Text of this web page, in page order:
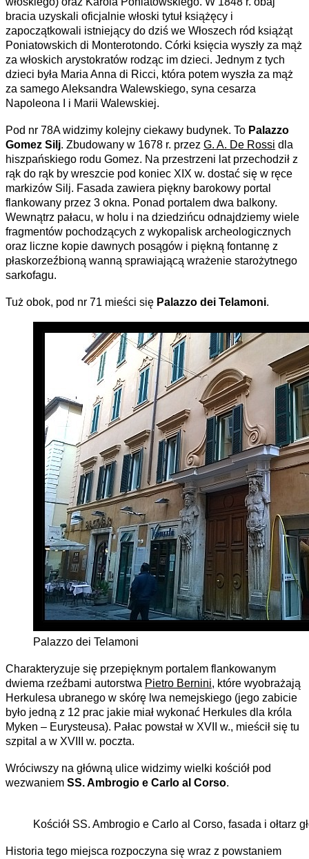
bracia uzyskali oficjalnie włoski tytuł książęcy i
zapoczątkowali istniejący do dziś we Włoszech ród książąt
Poniatowskich di Monterotondo. Córki księcia wyszły za mąż
za włoskich arystokratów rodząc im dzieci. Jednym z tych
dzieci była Maria Anna di Ricci, która potem wyszła za mąż
za samego Aleksandra Walewskiego, syna cesarza
Napoleona I i Marii Walewskiej.
Pod nr 78A widzimy kolejny ciekawy budynek. To Palazzo
Gomez Silj. Zbudowany w 1678 r. przez G. A. De Rossi dla
hiszpańskiego rodu Gomez. Na przestrzeni lat przechodził z
rąk do rąk by wreszcie pod koniec XIX w. dostać się w ręce
markizów Silj. Fasada zawiera piękny barokowy portal
flankowany przez 3 okna. Ponad portalem dwa balkony.
Wewnątrz pałacu, w holu i na dziedzińcu odnajdziemy wiele
fragmentów pochodzących z wykopalisk archeologicznych
oraz liczne kopie dawnych posągów i piękną fontannę z
płaskorzeźbioną wanną sprawiającą wrażenie starożytnego
sarkofagu.
Tuż obok, pod nr 71 mieści się Palazzo dei Telamoni.
Palazzo dei Telamoni
Charakteryzuje się przepięknym portalem flankowanym
dwiema rzeźbami autorstwa Pietro Bernini, które wyobrażają
Herkulesa ubranego w skórę lwa nemejskiego (jego zabicie
było jedną z 12 prac jakie miał wykonać Herkules dla króla
Myken – Eurysteusa). Pałac powstał w XVII w., mieścił się tu
szpital a w XVIII w. poczta.
Wróciwszy na główną ulice widzimy wielki kościół pod
wezwaniem SS. Ambrogio e Carlo al Corso.
Kościół SS. Ambrogio e Carlo al Corso, fasada i ołtarz
Historia tego miejsca rozpoczyna się wraz z powstaniem